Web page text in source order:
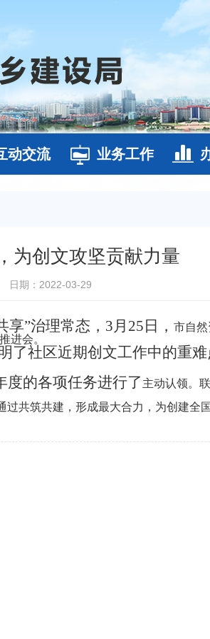
动交流 业务工作
为创文攻坚贡献力量
日期：2022-03-29
享”治理常态，3月25日， 市自
进会。
了社区近期创文工作中的重
度的各项任务进行了 主动认领。
过共筑共建 ， 形成最大合力，为创建全